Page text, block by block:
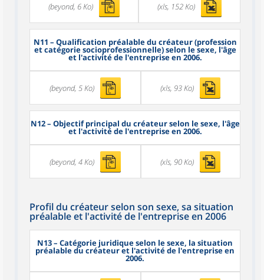
(beyond, 6 Ko) (xls, 152 Ko)
N11 – Qualification préalable du créateur (profession
et catégorie socioprofessionnelle) selon le sexe, l'âge
et l'activité de l'entreprise en 2006.
(beyond, 5 Ko) (xls, 93 Ko)
N12– Objectif principal du créateur selon le sexe, l'âge
et l'activité de l'entreprise en 2006.
(beyond, 4 Ko) (xls, 90 Ko)
Profil du créateur selon son sexe, sa situation
préalable et l'activité de l'entreprise en 2006
N13– Catégorie juridique selon le sexe, la situation
préalable du créateur et l'activité de l'entreprise en
2006.